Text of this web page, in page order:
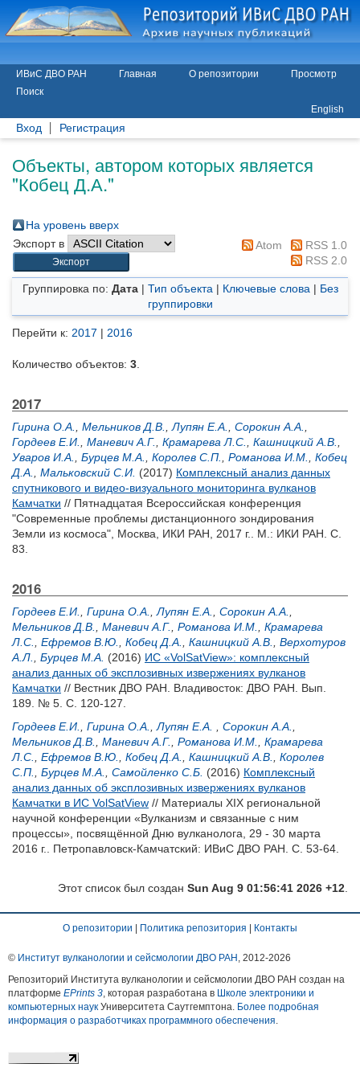
ИВиС ДВО РАН Главная О репозитории
Просмотр
Поиск
English
Вход Регистрация
Объекты, автором которых является
"Кобец Д.А."
На уровень вверх
Экспорт в
Atom
RSS 1.0
RSS 2.0
Группировка по: Дата| Тип объекта | Ключевые слова | Без
группировки
Перейти к: 2017 | 2016
Количество объектов: 3
2017
Гирина О.А. Мельников Д.В. Лупян Е.А. Сорокин А.А.
Гордеев Е.И.
Маневич А.Г. Крамарева Л.С. Кашницкий А.В.
Уваров И.А.
Бурцев М.А. Королев С.П. Романова И.М.
Кобец
Д.А.
Мальковский С.И. (2017) Комплексный анализ данных
спутникового и видео-визуального мониторинга вулканов
Камчатки // Пятнадцатая Всероссийская конференция
"Современные проблемы дистанционного зондирования
Земли из космоса", Москва, ИКИ РАН, 2017 г.. М.: ИКИ РАН. С.
83.
2016
Гордеев Е.И. Гирина О.А. Лупян Е.А. Сорокин А.А.
Мельников Д.В.
Маневич А.Г. Романова И.М.
Крамарева
Л.С.
Ефремов В.Ю. Кобец Д.А. Кашницкий А.В.
Верхотуров
А.Л.
Бурцев М.А. (2016) ИС «VolSatView»: комплексный
анализ данных об эксплозивных извержениях вулканов
Камчатки // Вестник ДВО РАН. Владивосток: ДВО РАН. Вып.
189. № 5. С. 120-127.
Гордеев Е.И.
Гирина О.А. Лупян Е.А. Сорокин А.А.
Мельников Д.В.
Маневич А.Г. Романова И.М.
Крамарева
Л.С.
Ефремов В.Ю. Кобец Д.А. Кашницкий А.В.
Королев
С.П.
Бурцев М.А. Самойленко С.Б. (2016) Комплексный
анализ данных об эксплозивных извержениях вулканов
Камчатки в ИС VolSatView // Материалы XIX региональной
научной конференции «Вулканизм и связанные с ним
процессы», посвящённой Дню вулканолога, 29 - 30 марта
2016 г.. Петропавловск-Камчатский: ИВиС ДВО РАН. С. 53-64.
Этот список был создан Sun Aug 9 01:56:41 2026 +12
О репозитории Политика репозитория Контакты
© Институт вулканологии и сейсмологии ДВО РАН , 2012-2026
Репозиторий Института вулканологии и сейсмологии ДВО РАН создан на
платформе EPrints 3, которая разработана в Школе электроники и
компьютерных наук Университета Саутгемптона. Более подробная
информация о разработчиках программного обеспечения.